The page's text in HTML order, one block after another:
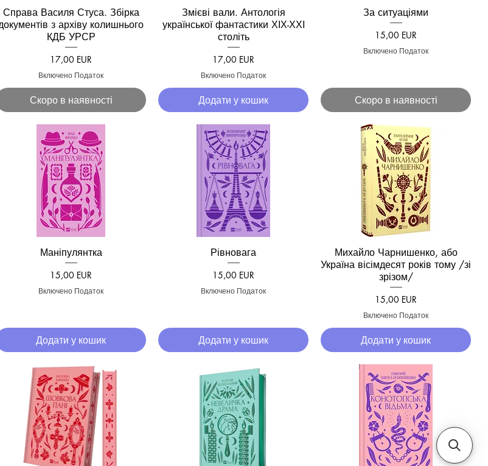
Швидкий перегляд
Справа Василя Стуса. Збірка
з архіву колишнього
КДБ УРСР
Ціна
17,00 EUR
Включено Податок
Скоро в наявності
Швидкий перегляд
Змієві вали. Антологія
української фантастики ХІХ-ХХІ
століть
Ціна
17,00 EUR
Включено Податок
Додати у кошик
Швидкий перегляд
За ситуаціями
Ціна
15,00 EUR
Включено Податок
Скоро в наявності
Швидкий перегляд
Маніпулянтка
Ціна
15,00 EUR
Включено Податок
Додати у кошик
Швидкий перегляд
Рівновага
Ціна
15,00 EUR
Включено Податок
Додати у кошик
Швидкий перегляд
Михайло Чарнишенко, або
Україна вісімдесят років тому /зі
зрізом/
Ціна
15,00 EUR
Включено Податок
Додати у кошик